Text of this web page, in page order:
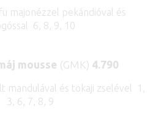
majonézzel pekándióval és
6, 8, 9, 10
mousse (GMK) 4.790
mandulával és tokaji zselével 1,
3, 6, 7, 8, 9